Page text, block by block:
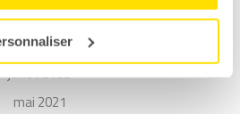
2022
août 2022
juillet 2022
mai 2021